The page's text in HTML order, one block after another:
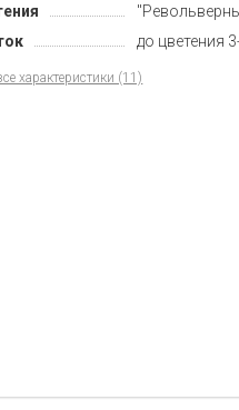
до цветения
характеристики (11)